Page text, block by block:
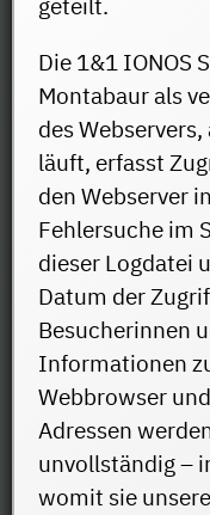
Die 1&1 IONOS
Montabaur als
des
läuft, erfasst
den Webserver
Fehlersuche im
dieser Logdatei
Datum der
Besucherinnen
Informationen
Webbrowser
Adressen
unvollständig –
womit sie